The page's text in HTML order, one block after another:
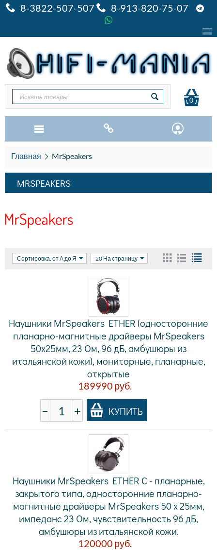
8-3822-507-507 8-913-820-75-07
0
Главная MrSpeakers
MRSPEAKERS
Сортировка: от А до Я 20 На страницу
Наушники MrSpeakers ETHER (односторонние
планарно-магнитные драйверы MrSpeakers
50х25мм, 23 Ом, 96 дБ, амбушюры из
итальянской кожи), мониторные, планарные,
открытые
189990 руб.
− + КУПИТЬ
Наушники MrSpeakers ETHER C - планарные,
закрытого типа, односторонние планарно-
магнитные драйверы MrSpeakers 50 х 25мм,
импеданс 23 Ом, чувствительность 96 дБ,
амбушюры из итальянской кожи.
120000 руб.